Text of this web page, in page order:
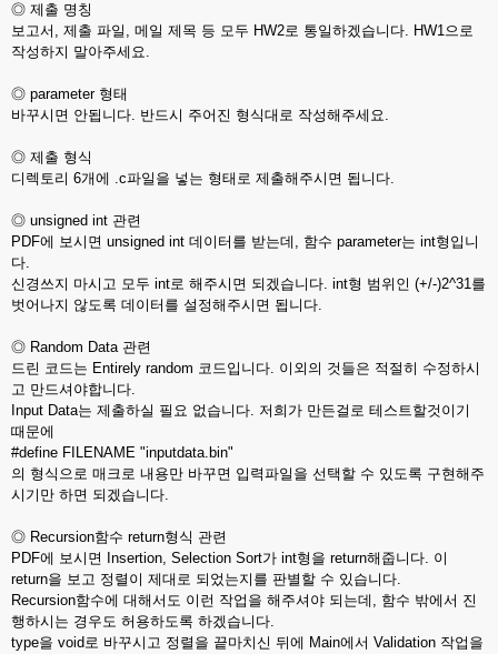
◎ 제출 명칭
보고서, 제출 파일, 메일 제목 등 모두 HW2로 통일하겠습니다. HW1으로
작성하지 말아주세요.
◎ parameter 형태
바꾸시면 안됩니다. 반드시 주어진 형식대로 작성해주세요.
◎ 제출 형식
디렉토리 6개에 .c파일을 넣는 형태로 제출해주시면 됩니다.
◎ unsigned int 관련
PDF에 보시면 unsigned int 데이터를 받는데, 함수 parameter는 int형입니
다.
신경쓰지 마시고 모두 int로 해주시면 되겠습니다. int형 범위인 (+/-)2^31를
벗어나지 않도록 데이터를 설정해주시면 됩니다.
◎ Random Data 관련
드린 코드는 Entirely random 코드입니다. 이외의 것들은 적절히 수정하시
고 만드셔야합니다.
Input Data는 제출하실 필요 없습니다. 저희가 만든걸로 테스트할것이기
때문에
#define FILENAME "inputdata.bin"
의 형식으로 매크로 내용만 바꾸면 입력파일을 선택할 수 있도록 구현해주
시기만 하면 되겠습니다.
◎ Recursion함수 return형식 관련
PDF에 보시면 Insertion, Selection Sort가 int형을 return해줍니다. 이
return을 보고 정렬이 제대로 되었는지를 판별할 수 있습니다.
Recursion함수에 대해서도 이런 작업을 해주셔야 되는데, 함수 밖에서 진
행하시는 경우도 허용하도록 하겠습니다.
type을 void로 바꾸시고 정렬을 끝마치신 뒤에 Main에서 Validation 작업을